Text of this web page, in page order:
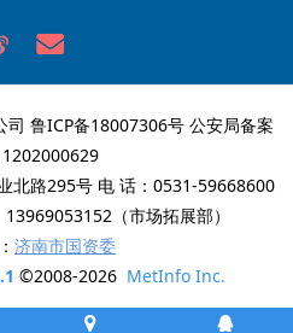
司 鲁ICP备18007306号公安局备案
北路295号 电 话：0531-59668600
（市场拓展部）
济南市国资委
©2008-2026 MetInfo Inc.